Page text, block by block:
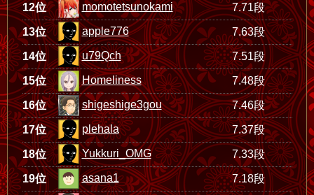
12位 momotetsunokami 7.71段
13位 apple776 7.63段
14位 u79Qch 7.51段
15位 Homeliness 7.48段
16位 shigeshige3gou 7.46段
17位 plehala 7.37段
18位 Yukkuri_OMG 7.33段
19位 asana1 7.18段